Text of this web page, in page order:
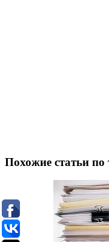
Похожие статьи по